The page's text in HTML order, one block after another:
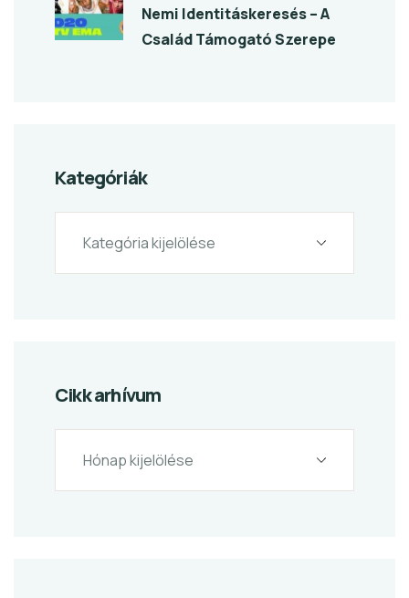
Nemi Identitáskeresés – A
Család Támogató Szerepe
Kategóriák
Cikk arhívum